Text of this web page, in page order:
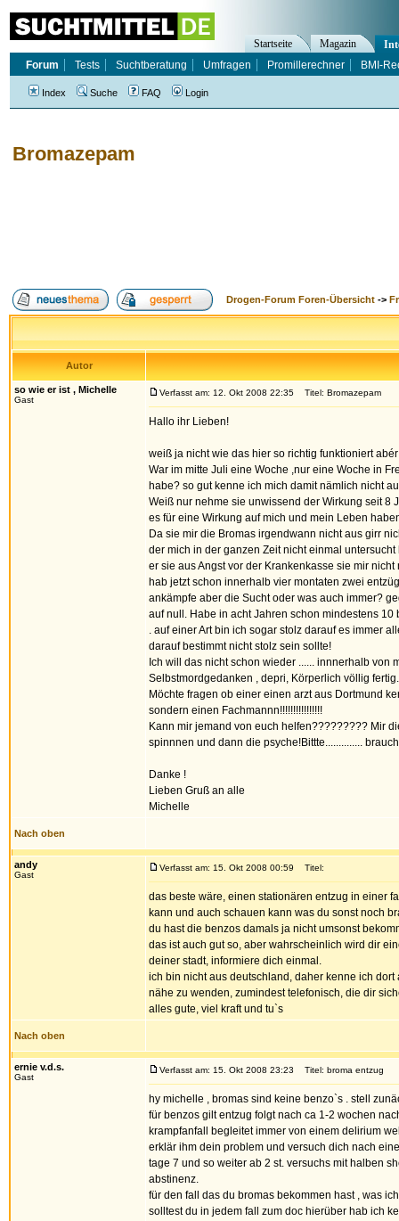
Bromazepam
Drogen-Forum Foren-Übersicht ->
Autor
so wie er ist , Michelle
Gast
Verfasst am: 12. Okt 2008 22:35 Titel: Bromazepam
Hallo ihr Lieben!
weiß ja nicht wie das hier so richtig funktioniert
War im mitte Juli eine Woche ,nur eine Woche in
habe? so gut kenne ich mich damit nämlich nicht
Weiß nur nehme sie unwissend der Wirkung seit 8
es für eine Wirkung auf mich und mein Leben
Da sie mir die Bromas irgendwann nicht aus girr
der mich in der ganzen Zeit nicht einmal
er sie aus Angst vor der Krankenkasse sie mir
hab jetzt schon innerhalb vier montaten zwei
ankämpfe aber die Sucht oder was auch immer?
auf null. Habe in acht Jahren schon mindestens
. auf einer Art bin ich sogar stolz darauf es immer
darauf bestimmt nicht stolz sein sollte!
Ich will das nicht schon wieder ...... innnerhalb
Selbstmordgedanken , depri, Körperlich völlig
Möchte fragen ob einer einen arzt aus Dortmund
sondern einen Fachmannn!!!!!!!!!!!!!!!!
Kann mir jemand von euch helfen????????? Mir
spinnnen und dann die psyche!Bittte..............
Danke !
Lieben Gruß an alle
Michelle
Nach oben
andy
Gast
Verfasst am: 15. Okt 2008 00:59 Titel:
das beste wäre, einen stationären entzug in einer
kann und auch schauen kann was du sonst noch
du hast die benzos damals ja nicht umsonst
das ist auch gut so, aber wahrscheinlich wird dir
deiner stadt, informiere dich einmal.
ich bin nicht aus deutschland, daher kenne ich
nähe zu wenden, zumindest telefonisch, die dir
alles gute, viel kraft und tu`s
Nach oben
ernie v.d.s.
Gast
Verfasst am: 15. Okt 2008 23:23 Titel: broma entzug
hy michelle , bromas sind keine benzo`s . stell
für benzos gilt entzug folgt nach ca 1-2 wochen
krampfanfall begleitet immer von einem delirium
erklär ihm dein problem und versuch dich nach
tage 7 und so weiter ab 2 st. versuchs mit halben
abstinenz.
für den fall das du bromas bekommen hast , was
solltest du in jedem fall zum doc hierüber hab ich
Startseite Magazin
Forum
Tests Suchtberatung Umfragen Promillerechner BMI-
Index Suche FAQ Login